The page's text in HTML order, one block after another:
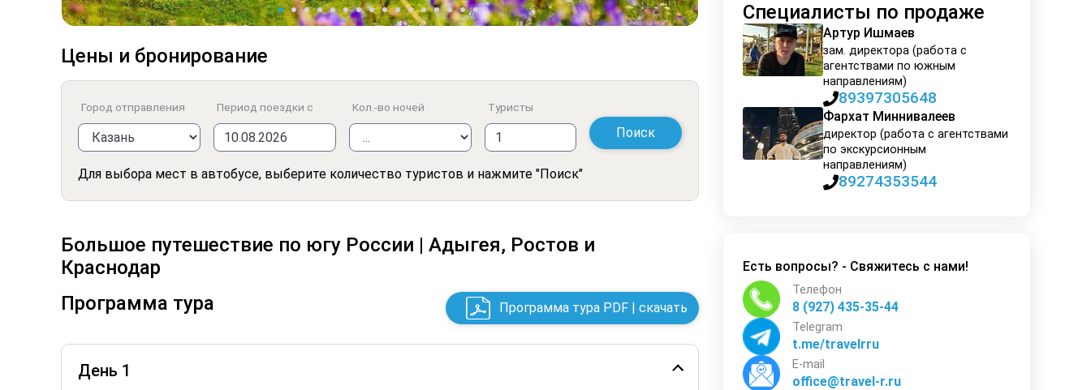
Цены и бронирование
Город отправления Период поездки с Кол.-во ночей Туристы
Поиск
Для выбора мест в автобусе, выберите количество туристов и нажмите "Поиск"
Большое путешествие по югу России | Адыгея, Ростов и
Краснодар
Программа тура
Программа тура PDF | скачать
День 1
Специалисты по продаже
Артур Ишмаев
зам. директора (работа с
агентствами по южным
направлениям)
89397305648
Фархат Миннивалеев
директор (работа с агентствами
по экскурсионным
направлениям)
89274353544
Есть вопросы? - Свяжитесь с нами!
Телефон
8 (927) 435-35-44
Telegram
t.me/travelrru
E-mail
office@travel-r.ru